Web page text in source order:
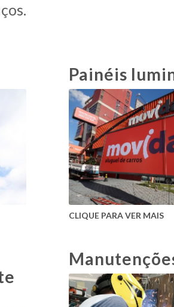
Painéis
CLIQUE PARA VER MAIS